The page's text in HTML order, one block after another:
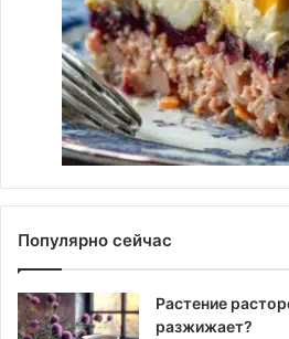
Популярно сейчас
Растение
разжижает?